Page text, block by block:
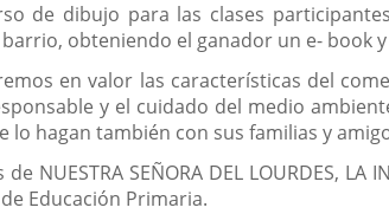
de dibujo para las clases
obteniendo el ganador un e- book
en valor las características del
y el cuidado del medio
hagan también con sus familias y
SEÑORA DEL LOURDES, LA
de Educación Primaria.